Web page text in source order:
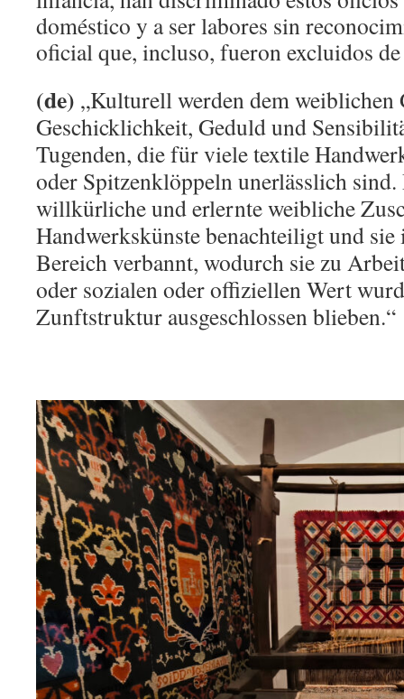
doméstico y a ser labores sin
oficial que, incluso, fueron excluidos
(de) „Kulturell werden dem weiblichen
Geschicklichkeit, Geduld und
Tugenden, die für viele textile
oder Spitzenklöppeln unerlässlich sind.
willkürliche und erlernte weibliche
Handwerkskünste benachteiligt und sie
Bereich verbannt, wodurch sie zu
oder sozialen oder offiziellen Wert
Zunftstruktur ausgeschlossen blieben.“